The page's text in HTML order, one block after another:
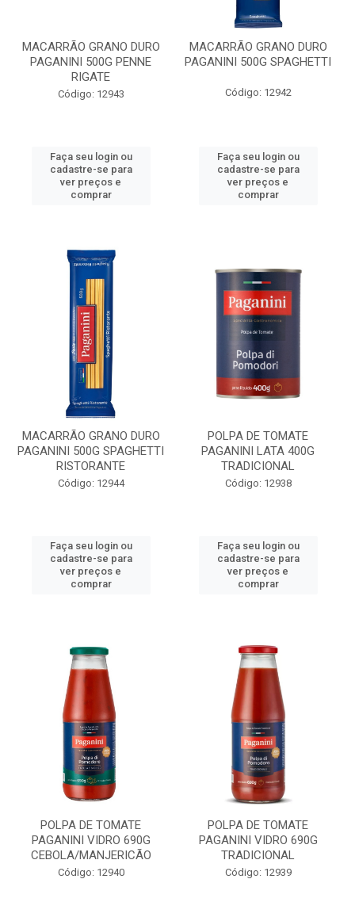
MACARRÃO GRANO DURO
PAGANINI 500G PENNE
RIGATE
Código: 12943
Faça seu login ou
cadastre-se para
ver preços e
comprar
MACARRÃO GRANO DURO
PAGANINI 500G SPAGHETTI
Código: 12942
Faça seu login ou
cadastre-se para
ver preços e
comprar
MACARRÃO GRANO DURO
PAGANINI 500G SPAGHETTI
RISTORANTE
Código: 12944
Faça seu login ou
cadastre-se para
ver preços e
comprar
POLPA DE TOMATE
PAGANINI LATA 400G
TRADICIONAL
Código: 12938
Faça seu login ou
cadastre-se para
ver preços e
comprar
POLPA DE TOMATE
PAGANINI VIDRO 690G
CEBOLA/MANJERICÃO
Código: 12940
POLPA DE TOMATE
PAGANINI VIDRO 690G
TRADICIONAL
Código: 12939